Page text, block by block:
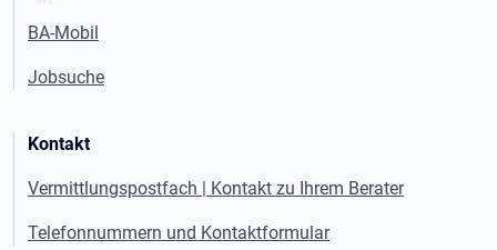
BA-Mobil
Jobsuche
Kontakt
Vermittlungspostfach | Kontakt zu Ihrem Berater
Telefonnummern und Kontaktformular